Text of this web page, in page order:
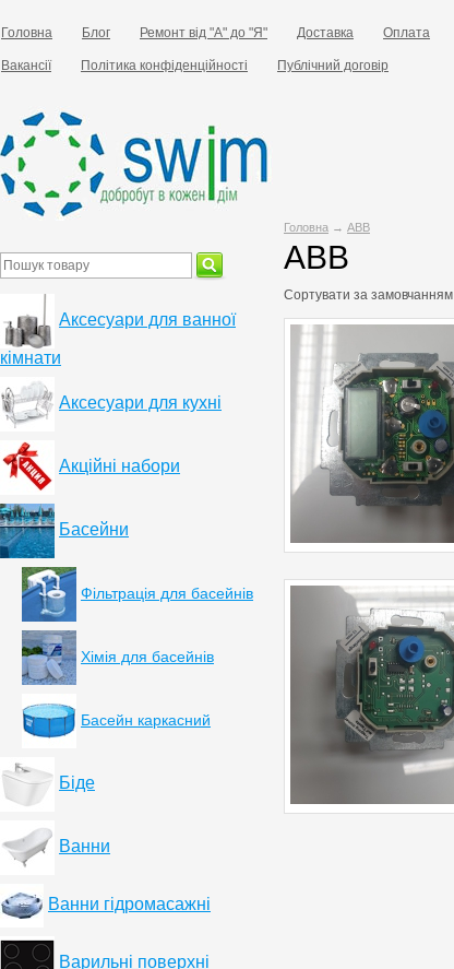
Головна Блог Ремонт від "А" до "Я" Доставка Оплата
Вакансії Політика конфіденційності Публічний договір
Головна → ABB
ABB
Сортувати за замовчанням
Аксесуари для ванної
кімнати
Аксесуари для кухні
Акційні набори
Басейни
Фільтрація для басейнів
Хімія для басейнів
Басейн каркасний
Біде
Ванни
Ванни гідромасажні
Варильні поверхні